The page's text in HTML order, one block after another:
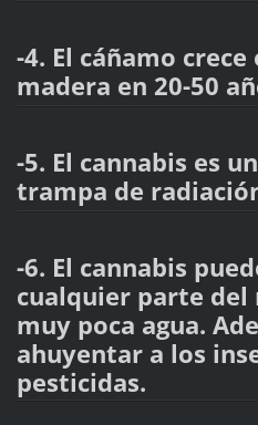
-4. El cáñamo crece
madera en 20-50
-5. El cannabis es
trampa de
-6. El cannabis
cualquier parte del
muy poca agua.
ahuyentar a los
pesticidas.